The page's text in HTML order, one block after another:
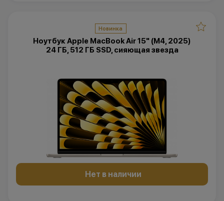
Новинка
Ноутбук Apple MacBook Air 15" (M4, 2025)
24 ГБ, 512 ГБ SSD, сияющая звезда
Нет в наличии